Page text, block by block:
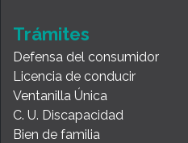
Trámites
Defensa del consumidor
Licencia de conducir
Ventanilla Única
C. U. Discapacidad
Bien de familia